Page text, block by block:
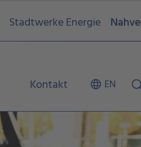
Stadtwerke Energie
Kontakt EN